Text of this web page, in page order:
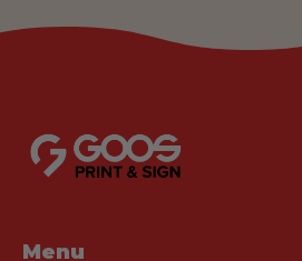
Menu